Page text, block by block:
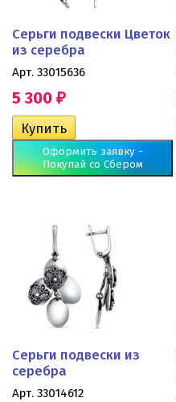
Серьги подвески Цветок
из серебра
Арт. 33015636
5 300 ₽
Оформить заявку -
Покупай со Сбером
Серьги подвески из
серебра
Арт. 33014612